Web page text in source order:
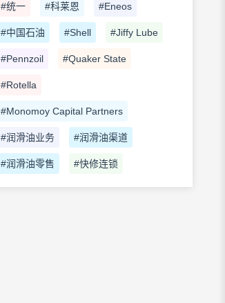
#统一 #科莱恩 #Eneos
#中国石油 #Shell #Jiffy Lube
#Pennzoil #Quaker State
#Rotella
#Monomoy Capital Partners
#润滑油业务 #润滑油渠道
#润滑油零售 #快修连锁